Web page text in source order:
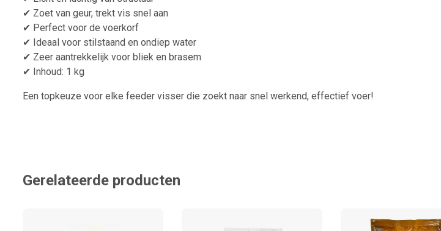
✔ Zoet van geur, trekt vis snel aan
✔ Perfect voor de voerkorf
✔ Ideaal voor stilstaand en ondiep water
✔ Zeer aantrekkelijk voor bliek en brasem
✔ Inhoud: 1 kg
Een topkeuze voor elke feeder visser die zoekt naar snel werkend, effectief voer!
Gerelateerde producten